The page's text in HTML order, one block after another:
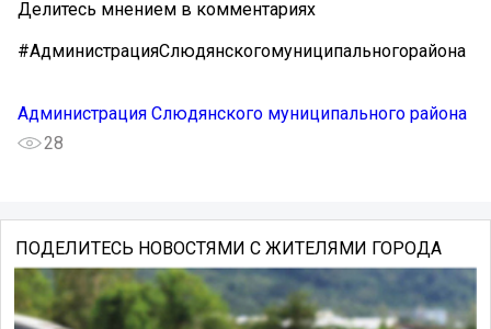
Делитесь мнением в комментариях
#АдминистрацияСлюдянскогомуниципальногорайона
Администрация Слюдянского муниципального района
28
ПОДЕЛИТЕСЬ НОВОСТЯМИ С ЖИТЕЛЯМИ ГОРОДА